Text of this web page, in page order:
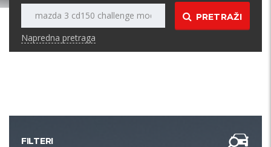
PRETRAŽI
Napredna pretraga
FILTERI